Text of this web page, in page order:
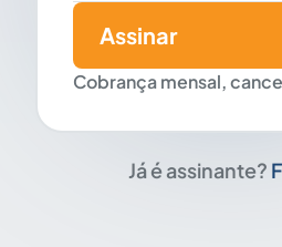
Cobrança mensal,
Assinar
Já é assinante?